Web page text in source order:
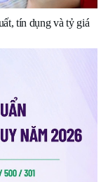
tín dụng và tỷ giá